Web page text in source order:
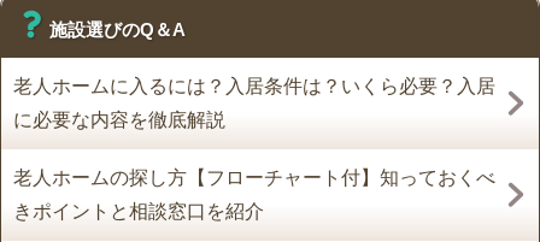
施設選びのQ＆A
老人ホームに入るには？入居条件は？いくら必要？入居
に必要な内容を徹底解説
老人ホームの探し方【フローチャート付】知っておくべ
きポイントと相談窓口を紹介